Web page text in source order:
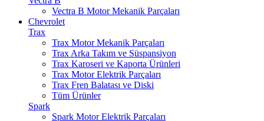
Vectra B Motor Mekanik Parçaları
Chevrolet
Trax
Trax Motor Mekanik Parçaları
Trax Arka Takım ve Süspansiyon
Trax Karoseri ve Kaporta Ürünleri
Trax Motor Elektrik Parçaları
Trax Fren Balatası ve Diski
Tüm Ürünler
Spark
Spark Motor Elektrik Parçaları